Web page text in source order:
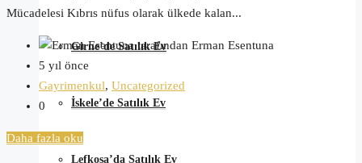
Girne’de Satılık Ev
İskele’de Satılık Ev
Lefkoşa’da Satılık Ev
Mücadelesi Kıbrıs nüfus olarak ülkede kalan...
tarafından Erman Esentuna
5 yıl önce
Gayrimenkul, Uncategorized
0
Daha fazla oku